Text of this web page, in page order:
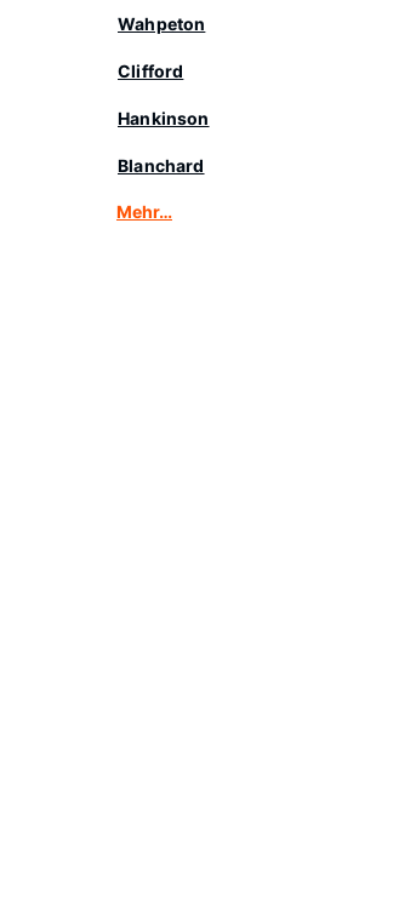
Wahpeton
Clifford
Hankinson
Blanchard
Mehr…